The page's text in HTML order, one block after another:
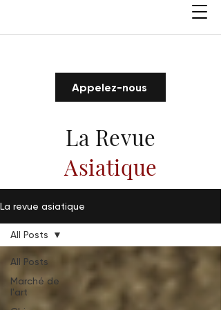
Appelez-nous
La Revue
Asiatique
La revue asiatique
All Posts
Marché de
l'art
All Posts